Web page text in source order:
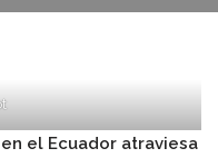
el Ecuador atraviesa